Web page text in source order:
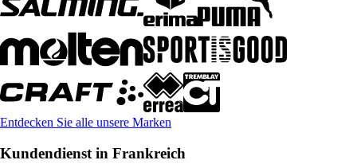
Entdecken Sie alle unsere Marken
Kundendienst in Frankreich